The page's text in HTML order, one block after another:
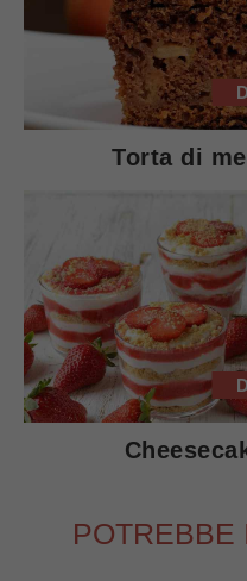
Torta di
POTREBBE